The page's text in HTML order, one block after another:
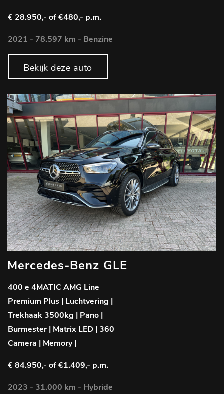
€ 28.950,- of €480,- p.m.
2021 - 78.597 km - Benzine
Bekijk deze auto
Mercedes-Benz GLE
400 e 4MATIC AMG Line
Premium Plus | Luchtvering |
Trekhaak 3500kg | Pano |
Burmester | Matrix LED | 360
Camera | Memory |
€ 84.950,- of €1.409,- p.m.
2023 - 31.000 km - Hybride